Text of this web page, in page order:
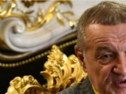
au depus
memorii,
clubul se
pregăteşt